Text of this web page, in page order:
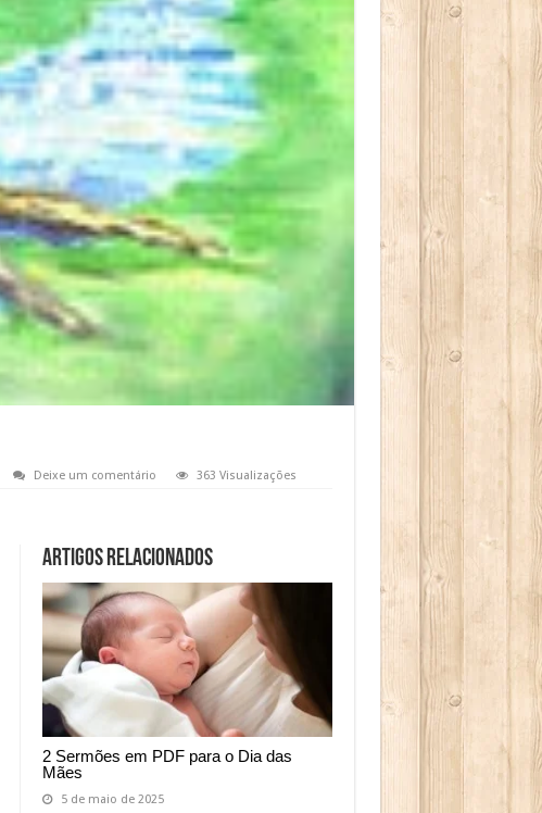
Deixe um comentário 363 Visualizações
Artigos relacionados
2 Sermões em PDF para o Dia das
Mães
5 de maio de 2025